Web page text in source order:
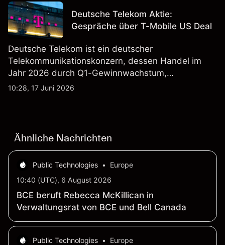
Vergangenheit ist kein verlässlicher Indikator für
zukünftige Ergebnisse.Deutsche Telekom Aktie:
Gespräche über T-Mobile US Deal
Deutsche Telekom ist ein deutscher
Telekommunikationskonzern, dessen Handel im
Jahr 2026 durch Q1-Gewinnwachstum,
Aktienrückkäufe und Berichte über einen möglichen
10:28, 17 Juni 2026
Ähnliche Nachrichten
Public Technologies •
Europe
10:40 (UTC), 6 August 2026
BCE beruft Rebecca McKillican in
Verwaltungsrat von BCE und Bell Canada
Public Technologies •
Europe